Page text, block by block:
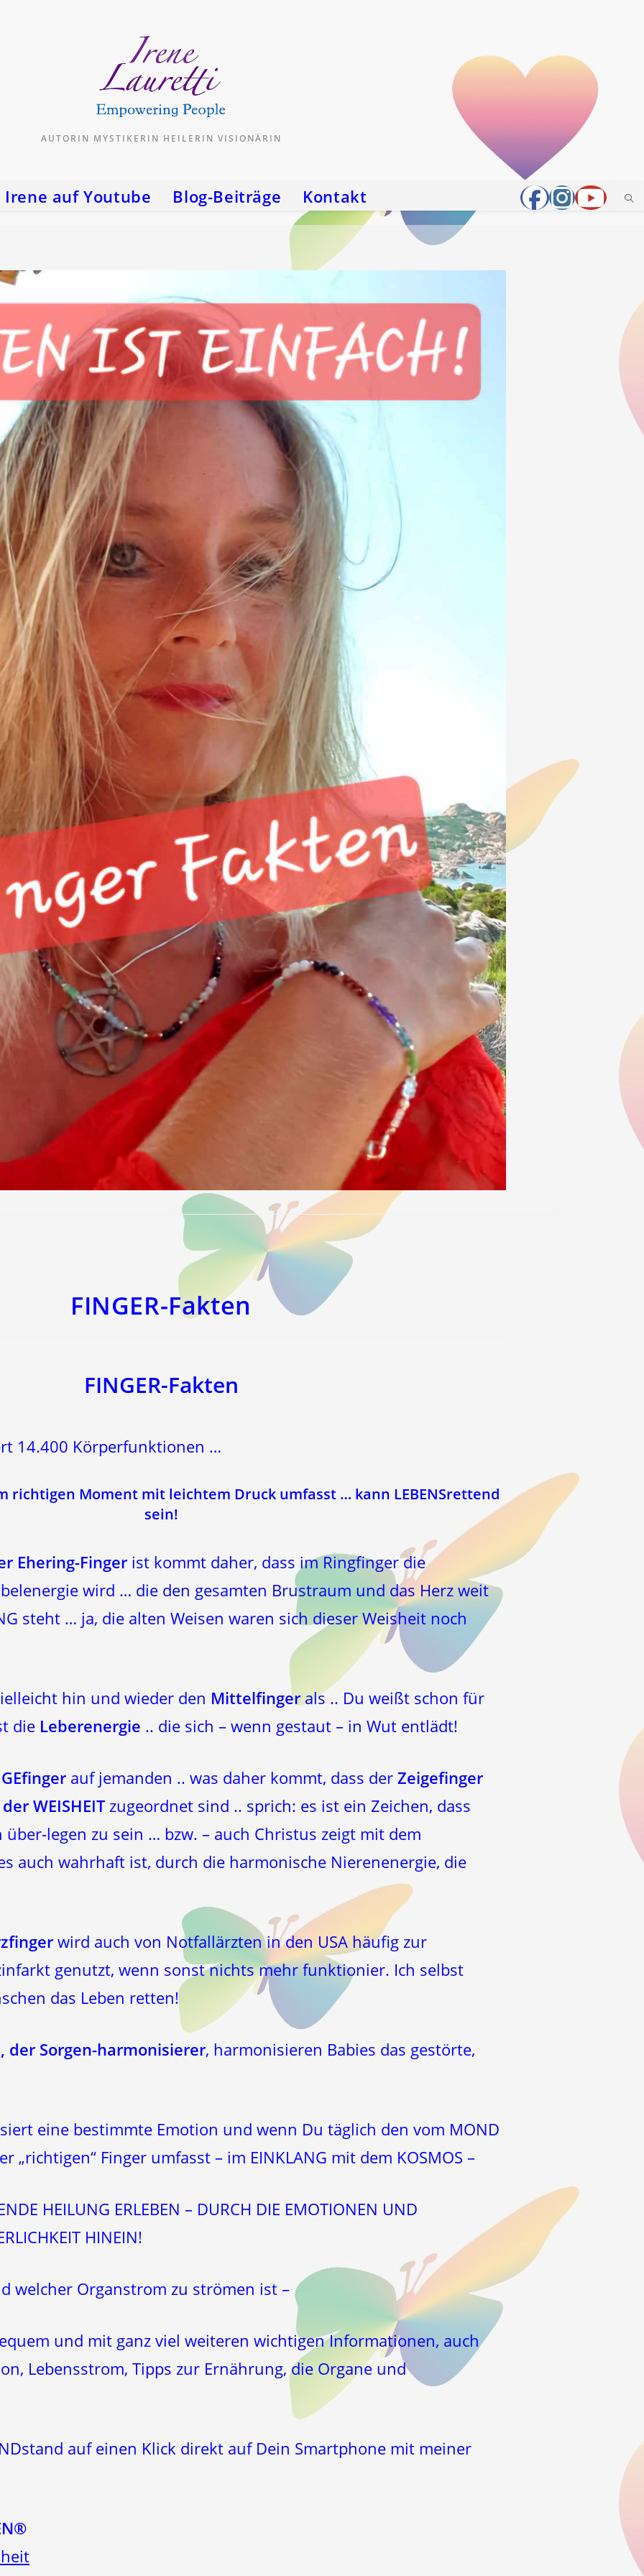
AUTORIN MYSTIKERIN HEILERIN VISIONÄRIN
Irene auf Youtube Blog-Beiträge Kontakt
FINGER-Fakten
FINGER-Fakten
14.400 Körperfunktionen …
richtigen Moment mit leichtem Druck umfasst … kann LEBENSrettend
sein!
Ehering-Finger ist kommt daher, dass im Ringfinger die
wird … die den gesamten Brustraum und das Herz weit
steht … ja, die alten Weisen waren sich dieser Weisheit noch
hin und wieder den Mittelfinger als .. Du weißt schon für
die Leberenergie .. die sich – wenn gestaut – in Wut entlädt!
auf jemanden .. was daher kommt, dass der Zeigefinger
WEISHEITzugeordnet sind .. sprich: es ist ein Zeichen, dass
legen zu sein … bzw. – auch Christus zeigt mit dem
auch wahrhaft ist, durch die harmonische Nierenenergie, die
wird auch von Notfallärzten in den USA häufig zur
genutzt, wenn sonst nichts mehr funktionier. Ich selbst
das Leben retten!
der Sorgen-harmonisierer, harmonisieren Babies das gestörte,
eine bestimmte Emotion und wenn Du täglich den vom MOND
„richtigen“ Finger umfasst – im EINKLANG mit dem KOSMOS –
HEILUNG ERLEBEN – DURCH DIE EMOTIONEN UND
HINEIN!
welcher Organstrom zu strömen ist –
und mit ganz viel weiteren wichtigen Informationen, auch
Lebensstrom, Tipps zur Ernährung, die Organe und
auf einen Klick direkt auf Dein Smartphone mit meiner